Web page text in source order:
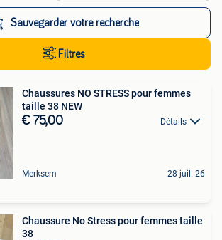
Sauvegarder votre recherche
Filtres
Chaussures NO STRESS pour femmes
taille 38 NEW
€ 75,00 Détails
Merksem 28 juil. 26
Chaussure No Stress pour femmes taille
38